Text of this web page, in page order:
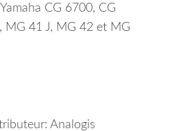
CG 6700, CG
MG 41 J, MG 42 et MG
Analogis